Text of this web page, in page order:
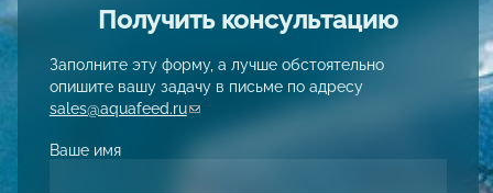
Получить консультацию
Заполните эту форму, а лучше обстоятельно
опишите вашу задачу в письме по адресу
sales@aquafeed.ru(link sends e-mail)
Ваше имя